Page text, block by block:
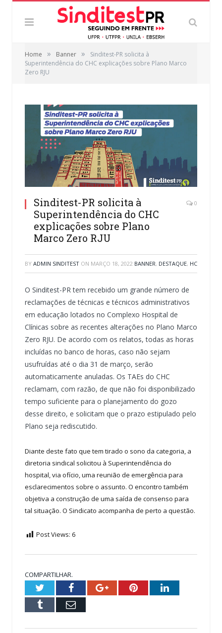
Home » Banner »
Sinditest-PR solicita à
Superintendência do CHC explicações sobre Plano Marco
Zero RJU
Sinditest-PR solicita à
Superintendência do CHC
explicações sobre Plano
Marco Zero RJU
0
BY ADMIN SINDITEST ON MARÇO 18, 2022 BANNER, DESTAQUE, HC
O Sinditest-PR tem recebido um grande número de
reclamações de técnicas e técnicos administrativos
em educação lotados no Complexo Hospital de
Clínicas sobre as recentes alterações no Plano Marco
Zero RJU. De acordo com os relatos, todas as horas
incluídas no banco de horas, caso não sejam
usufruídas até o dia 31 de março, serão
automaticamente anuladas. Os TAEs do CHC
reclamam, com razão, de que não foi disponibilizado
tempo suficiente para o planejamento do gozo
desse direito, e solicitam que o prazo estipulado pelo
Plano seja rediscutido.
Diante deste fato que tem tirado o sono da categoria, a
diretoria sindical solicitou à Superintendência do
hospital, via ofício, uma reunião de emergência para
esclarecimentos sobre o assunto. O encontro também
objetiva a construção de uma saída de consenso para
tal situação. O Sindicato acompanha de perto a questão.
Post Views: 6
COMPARTILHAR.
TwitterFacebookGoogle+PinterestLinkedIn
Tumblr Email